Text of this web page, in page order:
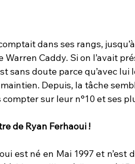
dans ses rangs,
Warren Caddy. Si on l’avait
sans doute parce qu’avec
Depuis, la tâche
sur leur n°10 et ses
de Ryan Ferhaoui !
est né en Mai 1997 et